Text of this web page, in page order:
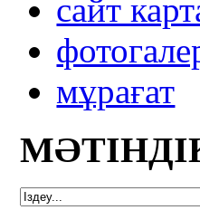
сайт
мұрағат